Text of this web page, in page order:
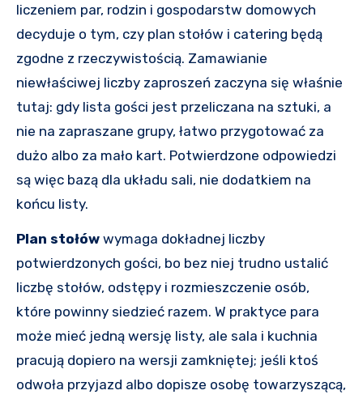
liczeniem par, rodzin i gospodarstw domowych
decyduje o tym, czy plan stołów i catering będą
zgodne z rzeczywistością. Zamawianie
niewłaściwej liczby zaproszeń zaczyna się właśnie
tutaj: gdy lista gości jest przeliczana na sztuki, a
nie na zapraszane grupy, łatwo przygotować za
dużo albo za mało kart. Potwierdzone odpowiedzi
są więc bazą dla układu sali, nie dodatkiem na
końcu listy.
Plan stołów wymaga dokładnej liczby
potwierdzonych gości, bo bez niej trudno ustalić
liczbę stołów, odstępy i rozmieszczenie osób,
które powinny siedzieć razem. W praktyce para
może mieć jedną wersję listy, ale sala i kuchnia
pracują dopiero na wersji zamkniętej; jeśli ktoś
odwoła przyjazd albo dopisze osobę towarzyszącą,